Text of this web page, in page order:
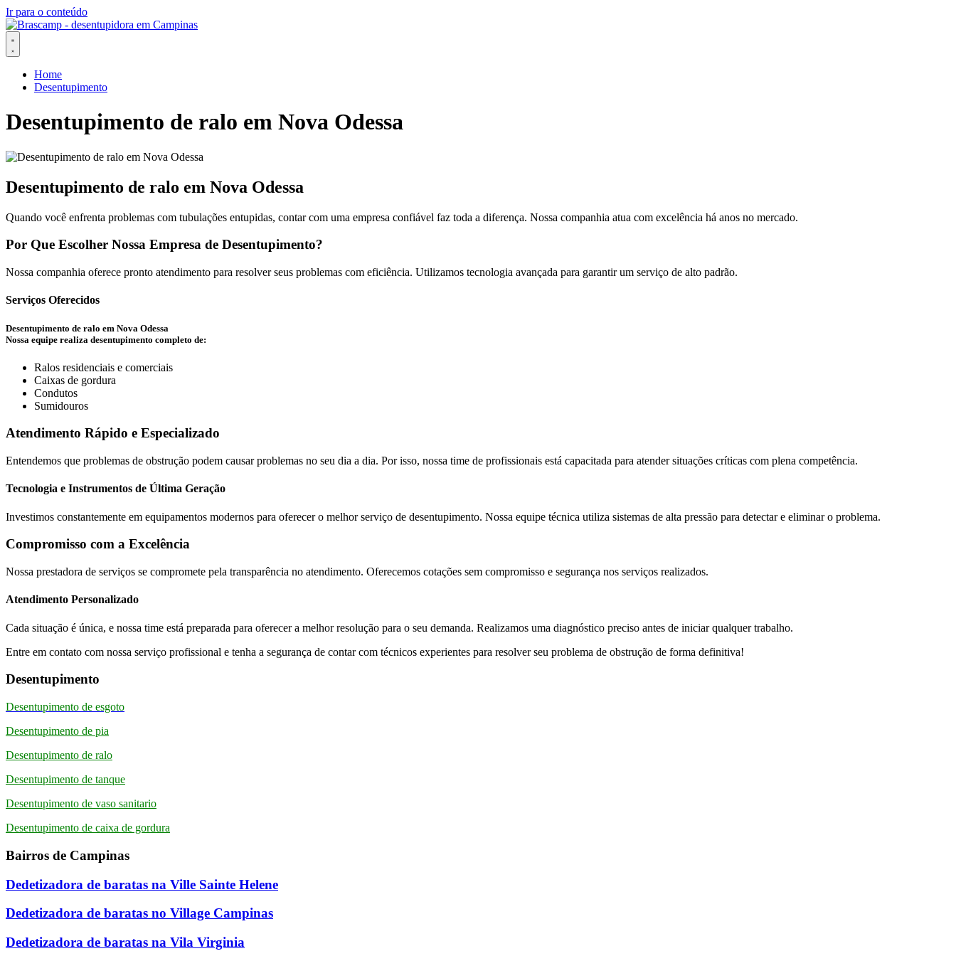
Ir para o conteúdo
Home
Desentupimento
Desentupimento de ralo em Nova Odessa
Desentupimento de ralo em Nova Odessa
Quando você enfrenta problemas com tubulações entupidas, contar com uma empresa confiável faz toda a diferença. Nossa companhia atua com excelência há anos no mercado.
Por Que Escolher Nossa Empresa de Desentupimento?
Nossa companhia oferece pronto atendimento para resolver seus problemas com eficiência. Utilizamos tecnologia avançada para garantir um serviço de alto padrão.
Serviços Oferecidos
Desentupimento de ralo em Nova Odessa
Nossa equipe realiza desentupimento completo de:
Ralos residenciais e comerciais
Caixas de gordura
Condutos
Sumidouros
Atendimento Rápido e Especializado
Entendemos que problemas de obstrução podem causar problemas no seu dia a dia. Por isso, nossa time de profissionais está capacitada para atender situações críticas com plena competência.
Tecnologia e Instrumentos de Última Geração
Investimos constantemente em equipamentos modernos para oferecer o melhor serviço de desentupimento. Nossa equipe técnica utiliza sistemas de alta pressão para detectar e eliminar o problema.
Compromisso com a Excelência
Nossa prestadora de serviços se compromete pela transparência no atendimento. Oferecemos cotações sem compromisso e segurança nos serviços realizados.
Atendimento Personalizado
Cada situação é única, e nossa time está preparada para oferecer a melhor resolução para o seu demanda. Realizamos uma diagnóstico preciso antes de iniciar qualquer trabalho.
Entre em contato com nossa serviço profissional e tenha a segurança de contar com técnicos experientes para resolver seu problema de obstrução de forma definitiva!
Desentupimento
Desentupimento de esgoto
Desentupimento de pia
Desentupimento de ralo
Desentupimento de tanque
Desentupimento de vaso sanitario
Desentupimento de caixa de gordura
Bairros de Campinas
Dedetizadora de baratas na Ville Sainte Helene
Dedetizadora de baratas no Village Campinas
Dedetizadora de baratas na Vila Virginia